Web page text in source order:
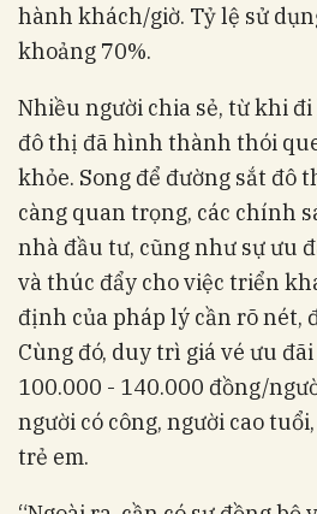
hành khách/giờ. Tỷ lệ sử
khoảng 70%.
Nhiều người chia sẻ, từ khi
đô thị đã hình thành thói
khỏe. Song để đường sắt đô
càng quan trọng, các chính
nhà đầu tư, cũng như sự ưu
và thúc đẩy cho việc triển
định của pháp lý cần rõ nét,
Cùng đó, duy trì giá vé ưu
100.000 - 140.000 đồng/
người có công, người cao
trẻ em.